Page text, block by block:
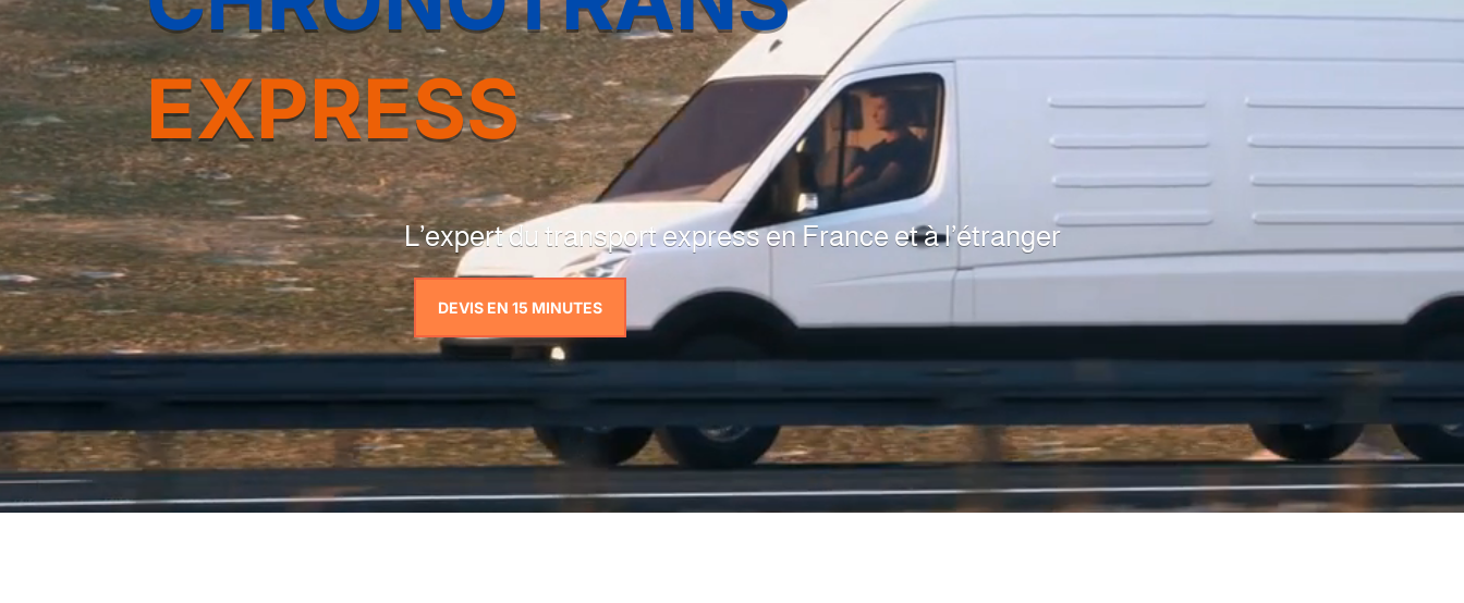
EXPRESS
L’expert du transport express en France et à l’étranger
DEVIS EN 15 MINUTES